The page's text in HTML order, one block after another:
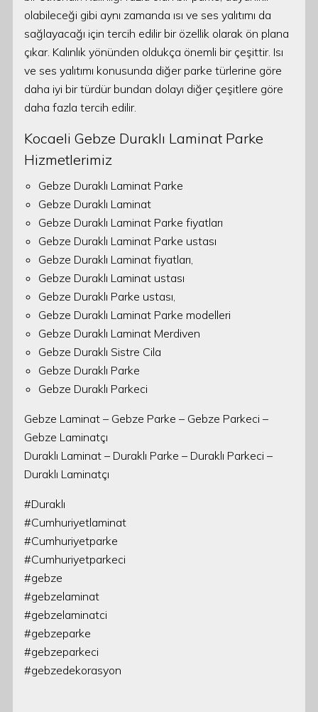
olabileceği gibi aynı zamanda ısı ve ses yalıtımı da
sağlayacağı için tercih edilir bir özellik olarak ön plana
çıkar. Kalınlık yönünden oldukça önemli bir çeşittir. Isı
ve ses yalıtımı konusunda diğer parke türlerine göre
daha iyi bir türdür bundan dolayı diğer çeşitlere göre
daha fazla tercih edilir.
Kocaeli Gebze Duraklı Laminat Parke
Hizmetlerimiz
Gebze Duraklı Laminat Parke
Gebze Duraklı Laminat
Gebze Duraklı Laminat Parke fiyatları
Gebze Duraklı Laminat Parke ustası
Gebze Duraklı Laminat fiyatları,
Gebze Duraklı Laminat ustası
Gebze Duraklı Parke ustası,
Gebze Duraklı Laminat Parke modelleri
Gebze Duraklı Laminat Merdiven
Gebze Duraklı Sistre Cila
Gebze Duraklı Parke
Gebze Duraklı Parkeci
Gebze Laminat – Gebze Parke – Gebze Parkeci –
Gebze Laminatçı
Duraklı Laminat – Duraklı Parke – Duraklı Parkeci –
Duraklı Laminatçı
#Duraklı
#Cumhuriyetlaminat
#Cumhuriyetparke
#Cumhuriyetparkeci
#gebze
#gebzelaminat
#gebzelaminatci
#gebzeparke
#gebzeparkeci
#gebzedekorasyon